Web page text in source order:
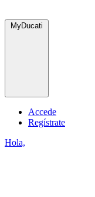
MyDucati
Accede
Regístrate
Hola,